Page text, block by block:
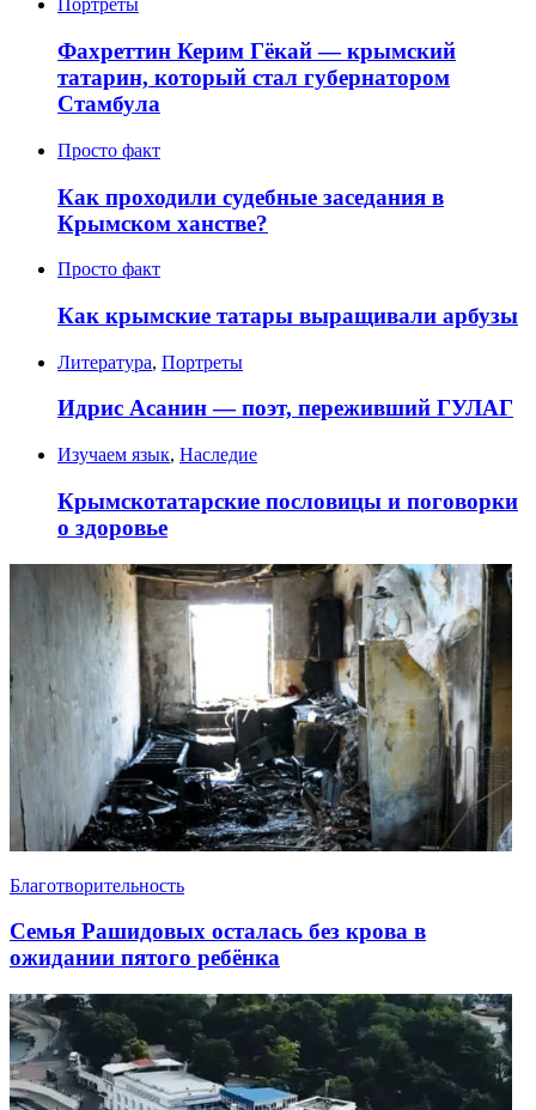
Портреты
Фахреттин Керим Гёкай — крымский
татарин, который стал губернатором
Стамбула
Просто факт
Как проходили судебные заседания в
Крымском ханстве?
Просто факт
Как крымские татары выращивали арбузы
Литература, Портреты
Идрис Асанин — поэт, переживший ГУЛАГ
Изучаем язык, Наследие
Крымскотатарские пословицы и поговорки
о здоровье
Благотворительность
Семья Рашидовых осталась без крова в
ожидании пятого ребёнка